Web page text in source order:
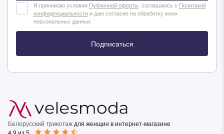
Я принимаю условия Публичной оферты , соглашаюсь с Политикой
конфиденциальностии даю согласие на обработку моих
персональных данных
Подписаться
Белорусский трикотаж для женщин в интернет-магазине
4.9 из 5